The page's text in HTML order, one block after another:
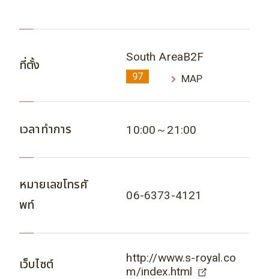
ที่ตั้ง
South AreaB2F
97 MAP
เวลาทำการ 10:00～21:00
หมายเลขโทรศั
พท์
06-6373-4121
เว็บไซต์
http://www.s-royal.co
m/index.html